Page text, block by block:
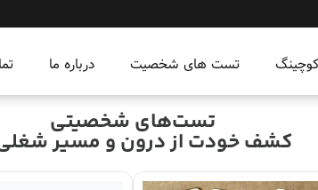
تست های شخصیت درباره ما
تست‌های شخصیتی
کشف خودت از درون و مسیر